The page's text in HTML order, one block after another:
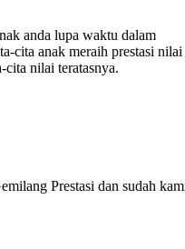
anda lupa waktu dalam
cita anak meraih prestasi nilai
nilai teratasnya.
Prestasi dan sudah